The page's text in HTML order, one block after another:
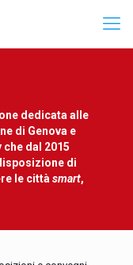
dedicata alle
di Genova e
dal 2015
di
le città smart,